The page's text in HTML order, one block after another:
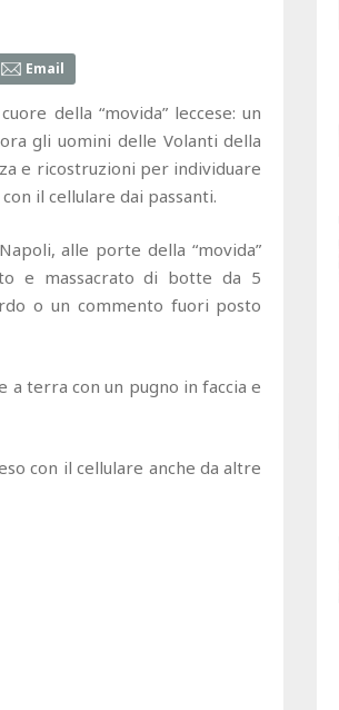
Email
della “movida” leccese: un
gli uomini delle Volanti della
e ricostruzioni per individuare
il cellulare dai passanti.
alle porte della “movida”
e massacrato di botte da 5
o un commento fuori posto
terra con un pugno in faccia e
con il cellulare anche da altre